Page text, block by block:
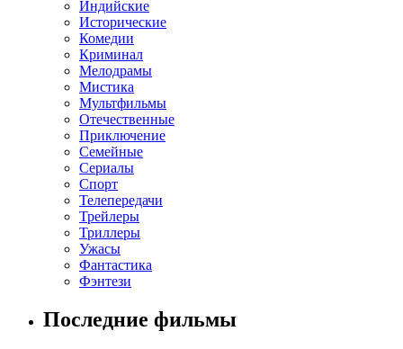
Индийские
Исторические
Комедии
Криминал
Мелодрамы
Мистика
Мультфильмы
Отечественные
Приключение
Семейные
Сериалы
Спорт
Телепередачи
Трейлеры
Триллеры
Ужасы
Фантастика
Фэнтези
Последние фильмы